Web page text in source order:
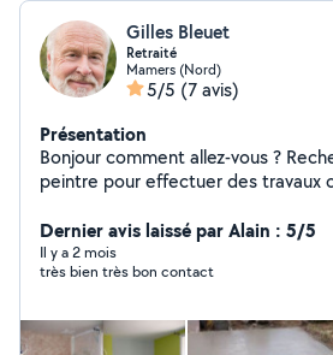
Gilles Bleuet
Retraité
Mamers (Nord)
5/5 (7 avis)
Présentation
Bonjour comment allez-vous ?
peintre pour effectuer des travaux
Dernier avis laissé par Alain : 5/5
Il y a 2 mois
très bien très bon contact